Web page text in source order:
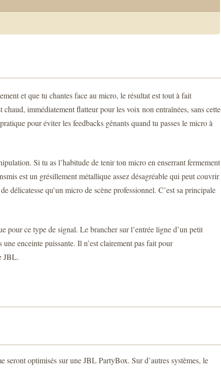
et que tu chantes face au micro, le résultat est tout à fait
immédiatement flatteur pour les voix non entraînées, sans cette
pour éviter les feedbacks gênants quand tu passes le micro à
Si tu as l’habitude de tenir ton micro en enserrant fermement
est un grésillement métallique assez désagréable qui peut couvrir
délicatesse qu’un micro de scène professionnel. C’est sa principale
pour ce type de signal. Le brancher sur l’entrée ligne d’un petit
enceinte puissante. Il n’est clairement pas fait pour
JBL.
optimisés sur une JBL PartyBox. Sur d’autres systèmes, le